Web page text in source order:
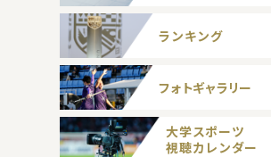
ランキング
フォトギャラリー
大学スポーツ
視聴カレンダー